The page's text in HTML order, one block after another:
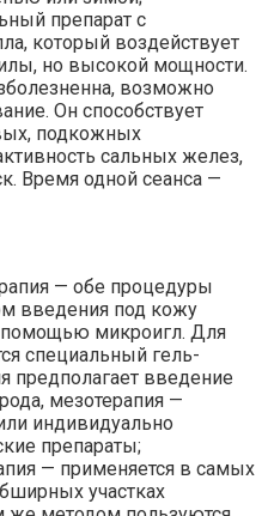
препарат с
который воздействует
но высокой мощности.
возможно
Он способствует
подкожных
сальных желез,
Время одной сеанса —
— обе процедуры
введения под кожу
микроигл. Для
специальный гель-
предполагает введение
мезотерапия —
индивидуально
препараты;
— применяется в самых
участках